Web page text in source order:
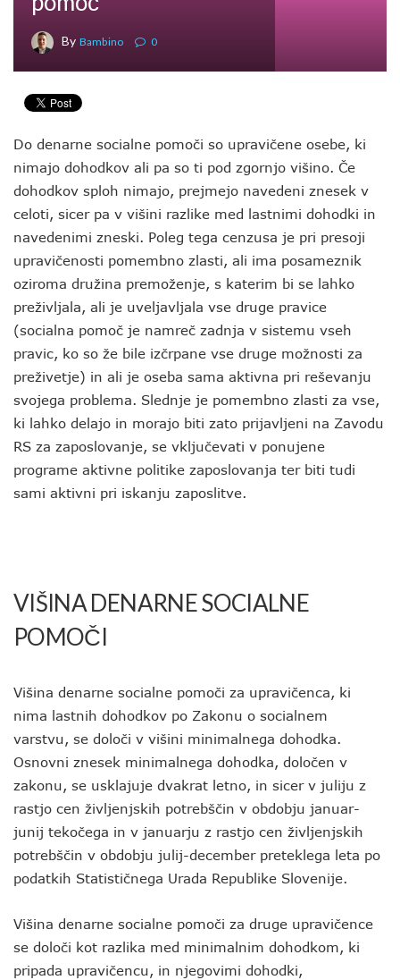
By Bambino 0
Do denarne socialne pomoči so upravičene osebe, ki
nimajo dohodkov ali pa so ti pod zgornjo višino. Če
dohodkov sploh nimajo, prejmejo navedeni znesek v
celoti, sicer pa v višini razlike med lastnimi dohodki in
navedenimi zneski. Poleg tega cenzusa je pri presoji
upravičenosti pomembno zlasti, ali ima posameznik
oziroma družina premoženje, s katerim bi se lahko
preživljala, ali je uveljavljala vse druge pravice
(socialna pomoč je namreč zadnja v sistemu vseh
pravic, ko so že bile izčrpane vse druge možnosti za
preživetje) in ali je oseba sama aktivna pri reševanju
svojega problema. Slednje je pomembno zlasti za vse,
ki lahko delajo in morajo biti zato prijavljeni na Zavodu
RS za zaposlovanje, se vključevati v ponujene
programe aktivne politike zaposlovanja ter biti tudi
sami aktivni pri iskanju zaposlitve.
VIŠINA DENARNE SOCIALNE
POMOČI
Višina denarne socialne pomoči za upravičenca, ki
nima lastnih dohodkov po Zakonu o socialnem
varstvu, se določi v višini minimalnega dohodka.
Osnovni znesek minimalnega dohodka, določen v
zakonu, se usklajuje dvakrat letno, in sicer v juliju z
rastjo cen življenjskih potrebščin v obdobju januar-
junij tekočega in v januarju z rastjo cen življenjskih
potrebščin v obdobju julij-december preteklega leta po
podatkih Statističnega Urada Republike Slovenije.
Višina denarne socialne pomoči za druge upravičence
se določi kot razlika med minimalnim dohodkom, ki
pripada upravičencu, in njegovimi dohodki,